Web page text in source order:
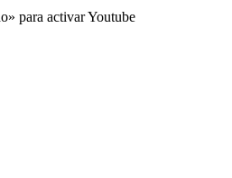
para activar Youtube